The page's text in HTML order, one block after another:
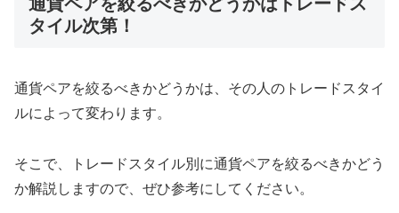
タイル次第！
通貨ペアを絞るべきかどうかは、その人のトレードスタイ
ルによって変わります。
そこで、トレードスタイル別に通貨ペアを絞るべきかどう
か解説しますので、ぜひ参考にしてください。